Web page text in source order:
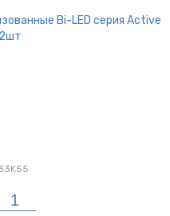
Bi-LED серия Active